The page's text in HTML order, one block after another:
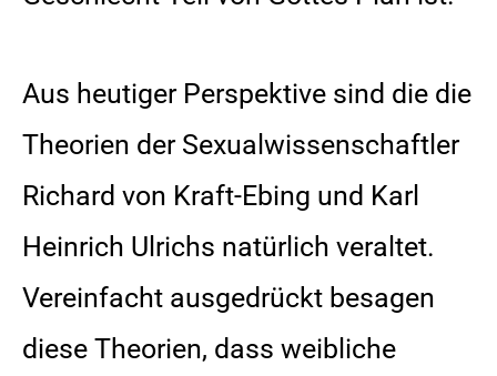
Aus heutiger Perspektive sind die die
Theorien der Sexualwissenschaftler
Richard von Kraft-Ebing und Karl
Heinrich Ulrichs natürlich veraltet.
Vereinfacht ausgedrückt besagen
diese Theorien, dass weibliche